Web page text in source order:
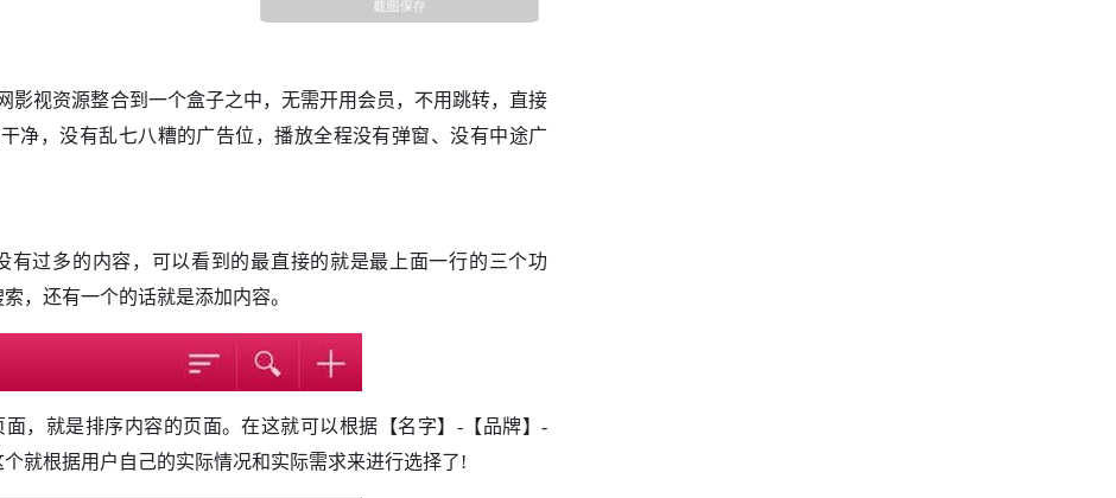
影视资源整合到一个盒子之中，无需开用会员，不用跳转，直接
净，没有乱七八糟的广告位，播放全程没有弹窗、没有中途广
有过多的内容，可以看到的最直接的就是最上面一行的三个功
，还有一个的话就是添加内容。
，就是排序内容的页面。在这就可以根据【名字】-【品牌】-
就根据用户自己的实际情况和实际需求来进行选择了!